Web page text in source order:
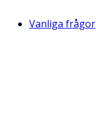
Vanliga frågor